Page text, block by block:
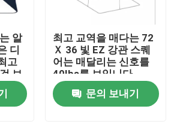
알
디
고
보
최고 교역을 매다는 72
Ｘ 36 빛 EZ 강관 스퀘
어는 매달리는 신호를
40Ibs를 보입니다
문의 보내기